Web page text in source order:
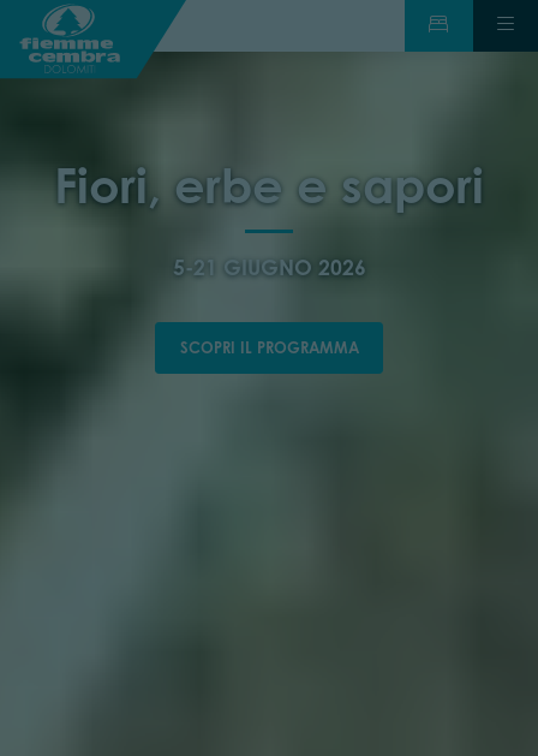
Fiori, erbe e sapori
5-21 GIUGNO 2026
SCOPRI IL PROGRAMMA